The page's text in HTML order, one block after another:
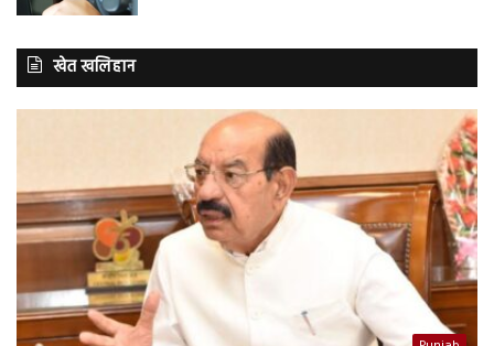
खेत खलिहान